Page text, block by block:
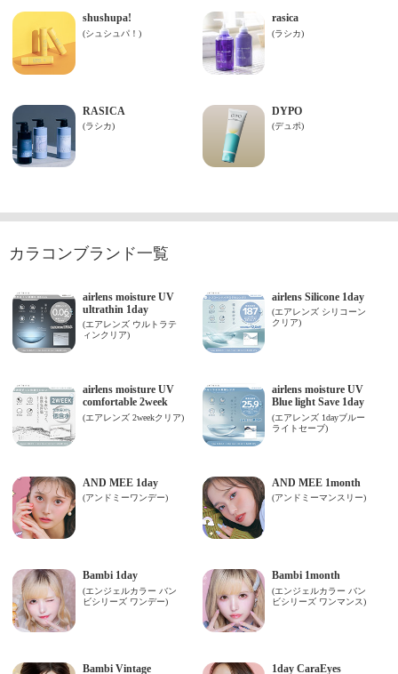
カラコンブランド一覧